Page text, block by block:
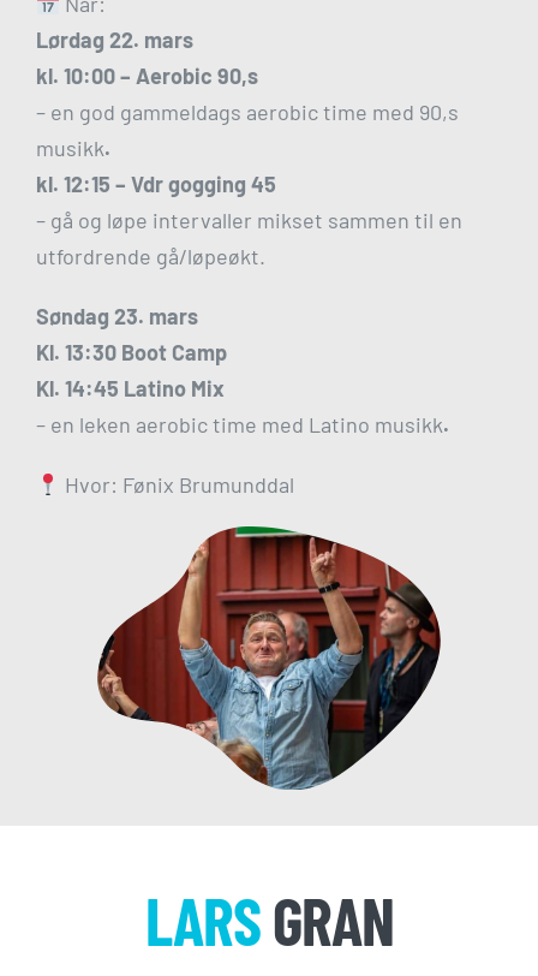
Lørdag 22. mars
kl. 10:00 – Aerobic 90,s
– en god gammeldags aerobic time med 90,s
musikk.
kl. 12:15 – Vdr gogging 45
– gå og løpe intervaller mikset sammen til en
utfordrende gå/løpeøkt.
Søndag 23. mars
Kl. 13:30 Boot Camp
Kl. 14:45 Latino Mix
– en leken aerobic time med Latino musikk.
Hvor: Fønix Brumunddal
LARSGRAN